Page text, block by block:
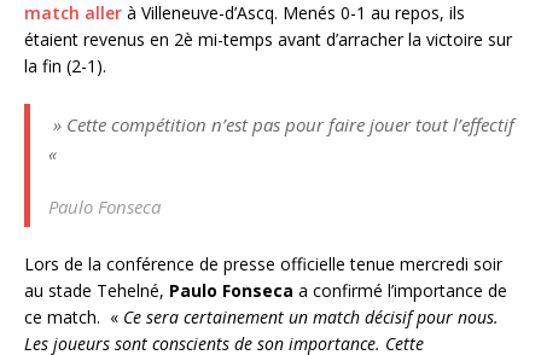
match aller à Villeneuve-d’Ascq. Menés 0-1 au repos, ils
étaient revenus en 2è mi-temps avant d’arracher la victoire sur
la fin (2-1).
» Cette compétition n’est pas pour faire jouer tout l’effectif
«
Paulo Fonseca
Lors de la conférence de presse officielle tenue mercredi soir
au stade Tehelné, Paulo Fonseca a confirmé l’importance de
ce match. « Ce sera certainement un match décisif pour nous.
Les joueurs sont conscients de son importance. Cette